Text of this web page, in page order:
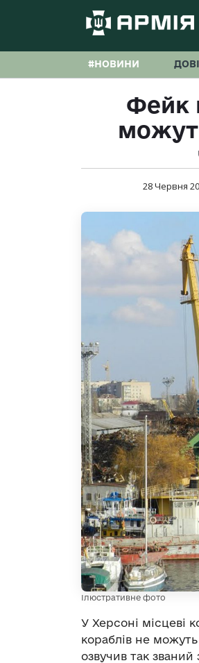
#НОВИНИ
Фейк
28 Червня
Ілюстративне фото
У Херсоні місцеві
кораблів не
озвучив так званий